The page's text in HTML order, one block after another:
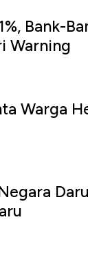
Bank-
Warning
Warga